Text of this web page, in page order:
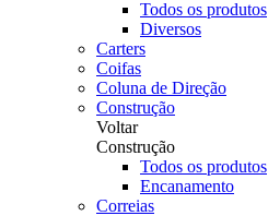
Todos os produtos
Diversos
Carters
Coifas
Coluna de Direção
Construção
Voltar
Construção
Todos os produtos
Encanamento
Correias